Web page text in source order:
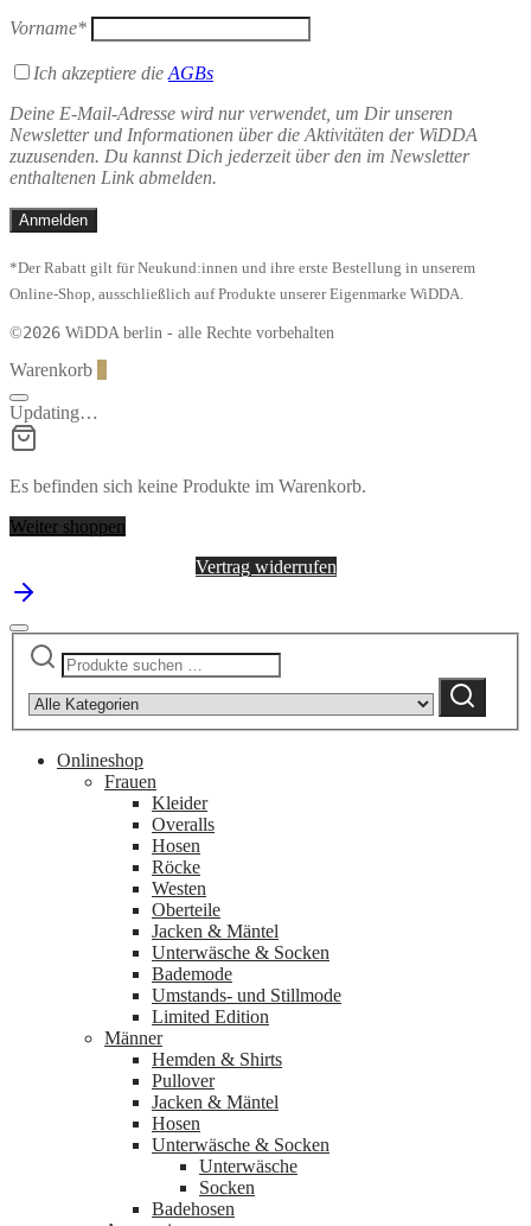
Vorname*
Ich akzeptiere die AGBs
Deine E-Mail-Adresse wird nur verwendet, um Dir unseren
Newsletter und Informationen über die Aktivitäten der WiDDA
zuzusenden. Du kannst Dich jederzeit über den im Newsletter
enthaltenen Link abmelden.
*Der Rabatt gilt für Neukund:innen und ihre erste Bestellung in unserem
Online-Shop, ausschließlich auf Produkte unserer Eigenmarke WiDDA.
©2026 WiDDA berlin - alle Rechte vorbehalten
Warenkorb
Updating…
Es befinden sich keine Produkte im Warenkorb.
Weiter shoppen
Vertrag widerrufen
Suchen
nach:
category:
Suchen
Onlineshop
Frauen
Kleider
Overalls
Hosen
Röcke
Westen
Oberteile
Jacken & Mäntel
Unterwäsche & Socken
Bademode
Umstands- und Stillmode
Limited Edition
Männer
Hemden & Shirts
Pullover
Jacken & Mäntel
Hosen
Unterwäsche & Socken
Unterwäsche
Socken
Badehosen